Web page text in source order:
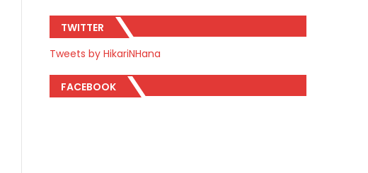
TWITTER
Tweets by HikariNHana
FACEBOOK